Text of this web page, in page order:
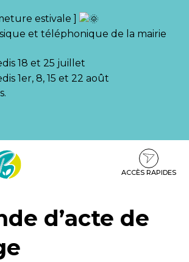
estivale ]
et téléphonique de la mairie
18 et 25 juillet
1er, 8, 15 et 22 août
ACCÈS RAPIDES
d’acte de